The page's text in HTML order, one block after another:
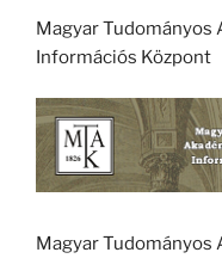
Magyar Tudományos
Információs Központ
Magyar Tudományos